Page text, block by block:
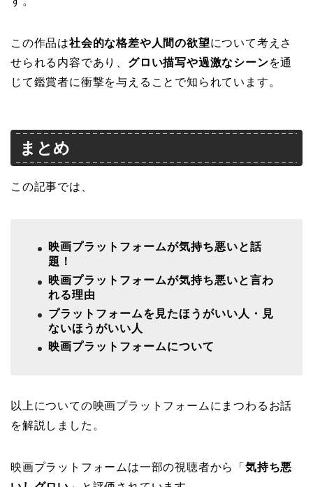
この作品は社会的な格差や人間の欲望について考えさ
せられる内容であり、 グロい描写や過激なシーンを通
じて鑑賞者に衝撃を与えることで知られています。
まとめ
この記事では、
映画プラットフォームが気持ち悪いと話
題！
映画プラットフォームが気持ち悪いと言わ
れる理由
プラットフォームを見たほうがいい人・見
ないほうがいい人
映画プラットフォームについて
以上についての映画プラットフォームにまつわるお話
を解説しました。
映画プラットフォームは一部の視聴者から「 気持ち悪